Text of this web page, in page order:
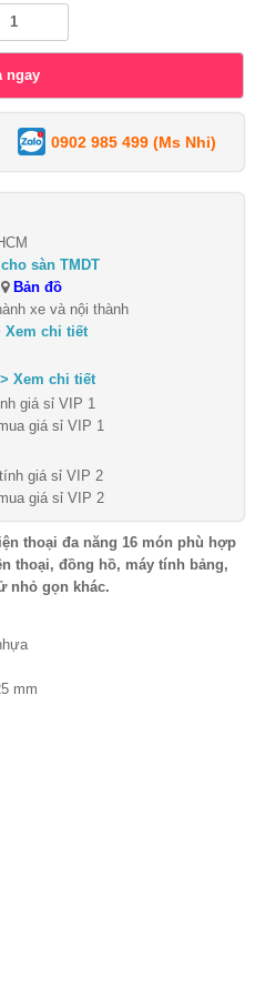
0902 985 499 (Ms Nhi)
cho sàn TMDT
Bản đồ
xe và nội thành
Xem chi tiết
Xem chi tiết
giá sỉ VIP 1
giá sỉ VIP 1
giá sỉ VIP 2
giá sỉ VIP 2
thoại đa năng 16 món phù hợp
thoại, đồng hồ, máy tính bảng,
nhỏ gọn khác.
mm